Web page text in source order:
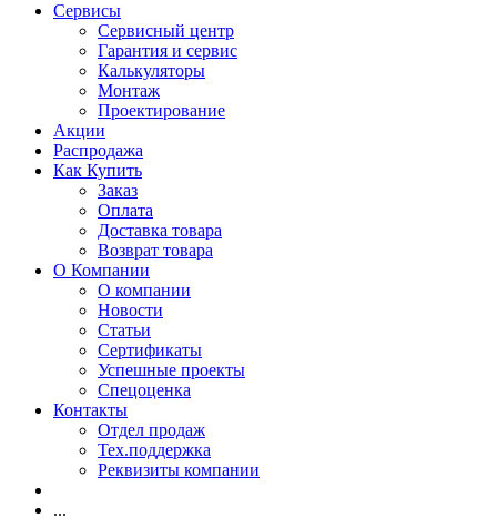
Сервисы
Сервисный центр
Гарантия и сервис
Калькуляторы
Монтаж
Проектирование
Акции
Распродажа
Как Купить
Заказ
Оплата
Доставка товара
Возврат товара
О Компании
О компании
Новости
Статьи
Сертификаты
Успешные проекты
Спецоценка
Контакты
Отдел продаж
Тех.поддержка
Реквизиты компании
...